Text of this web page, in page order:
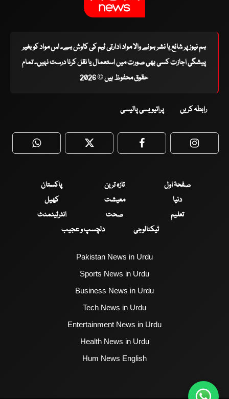
ہم نیوز پر شائع یا نشر ہونے والا مواد ادارتی ٹیم کی کاوش ہے۔ اس مواد کو بغیر
پیشگی اجازت کسی بھی صورت میں استعمال یا نقل کرنا درست نہیں۔ تمام
حقوق محفوظ ہیں © 2026
رابطہ کریں پرائیویسی پالیسی
WhatsApp Twitter Facebook
صفحۂ اول تازہ ترین
پاکستان
دنیا
معیشت
کھیل
تعلیم
صحت
انٹرٹینمنٹ
ٹیکنالوجی
دلچسپ و عجیب
Pakistan News in Urdu
Sports News in Urdu
Business News in Urdu
Tech News in Urdu
Entertainment News in Urdu
Health News in Urdu
Hum News English